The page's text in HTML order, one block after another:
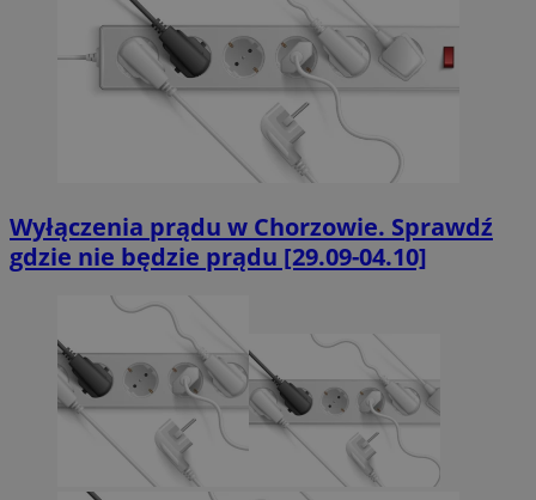
Wyłączenia prądu w Chorzowie. Sprawdź
gdzie nie będzie prądu [29.09-04.10]